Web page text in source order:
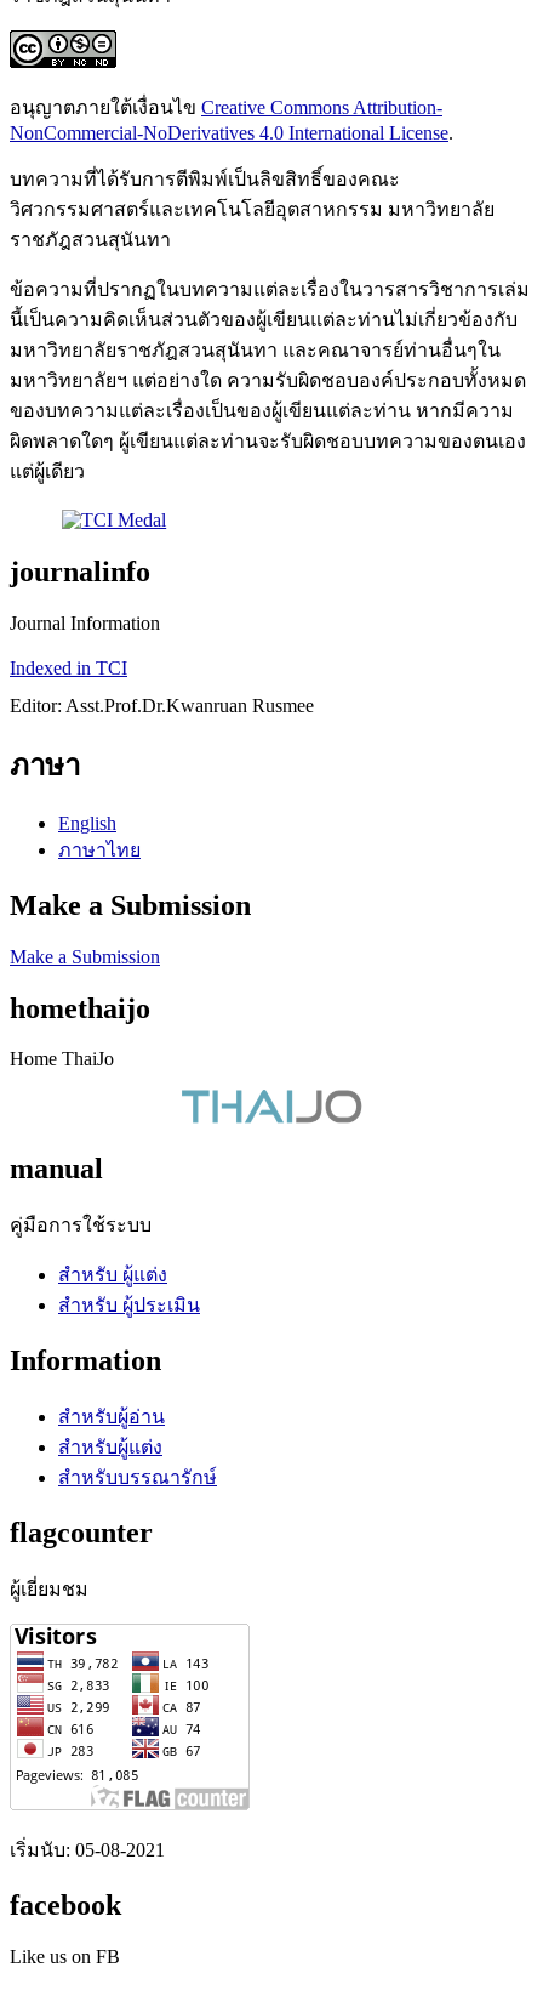
อนุญาตภายใต้เงื่อนไข Creative Commons Attribution-
NonCommercial-NoDerivatives 4.0 International License.
บทความที่ได้รับการตีพิมพ์เป็นลิขสิทธิ์ของคณะ
วิศวกรรมศาสตร์และเทคโนโลยีอุตสาหกรรม มหาวิทยาลัย
ราชภัฎสวนสุนันทา
ข้อความที่ปรากฏในบทความแต่ละเรื่องในวารสารวิชาการเล่ม
นี้เป็นความคิดเห็นส่วนตัวของผู้เขียนแต่ละท่านไม่เกี่ยวข้องกับ
มหาวิทยาลัยราชภัฎสวนสุนันทา และคณาจารย์ท่านอื่นๆใน
มหาวิทยาลัยฯ แต่อย่างใด ความรับผิดชอบองค์ประกอบทั้งหมด
ของบทความแต่ละเรื่องเป็นของผู้เขียนแต่ละท่าน หากมีความ
ผิดพลาดใดๆ ผู้เขียนแต่ละท่านจะรับผิดชอบบทความของตนเอง
แต่ผู้เดียว
journalinfo
Journal Information
Indexed in TCI
Editor: Asst.Prof.Dr.Kwanruan Rusmee
ภาษา
English
ภาษาไทย
Make a Submission
Make a Submission
homethaijo
Home ThaiJo
manual
คู่มือการใช้ระบบ
สำหรับ ผู้แต่ง
สำหรับ ผู้ประเมิน
Information
สำหรับผู้อ่าน
สำหรับผู้แต่ง
สำหรับบรรณารักษ์
flagcounter
ผู้เยี่ยมชม
เริ่มนับ: 05-08-2021
facebook
Like us on FB